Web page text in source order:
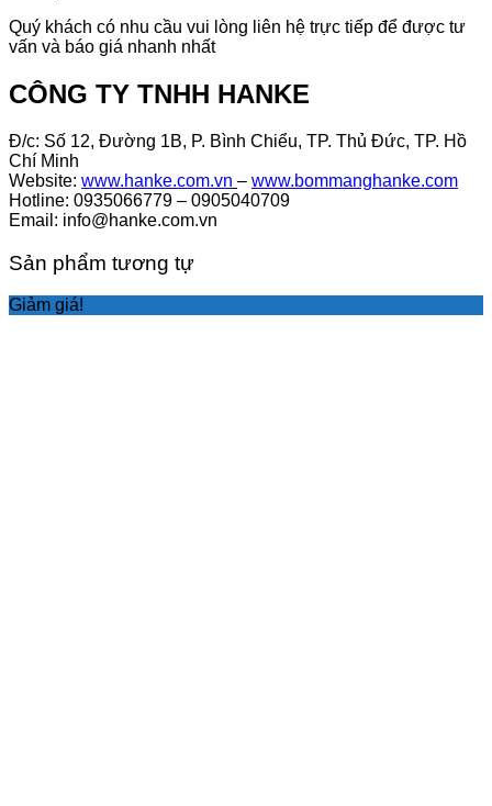
Quý khách có nhu cầu vui lòng liên hệ trực tiếp để được tư
vấn và báo giá nhanh nhất
CÔNG TY TNHH HANKE
Đ/c: Số 12, Đường 1B, P. Bình Chiểu, TP. Thủ Đức, TP. Hồ
Chí Minh
Website: www.hanke.com.vn – www.bommanghanke.com
Hotline: 0935066779 – 0905040709
Email: info@hanke.com.vn
Sản phẩm tương tự
Giảm giá!